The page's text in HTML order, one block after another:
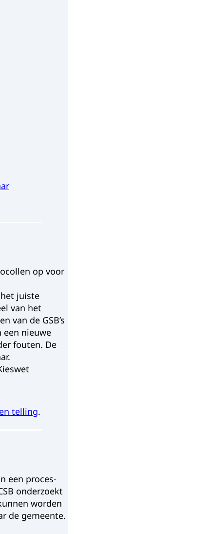
op voor
juiste
van het
van de GSB’s
een nieuwe
fouten. De
telling.
een proces-
onderzoekt
worden
de gemeente.